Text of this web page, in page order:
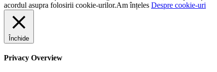
acordul asupra folosirii cookie-urilor.Am înțeles Despre cookie-uri
Închide
Privacy Overview